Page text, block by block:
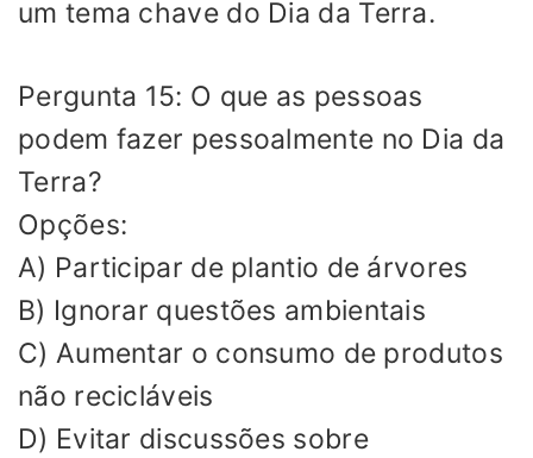
um tema chave do Dia da Terra.
Pergunta 15: O que as pessoas
podem fazer pessoalmente no Dia da
Terra?
Opções:
A) Participar de plantio de árvores
B) Ignorar questões ambientais
C) Aumentar o consumo de produtos
não recicláveis
D) Evitar discussões sobre